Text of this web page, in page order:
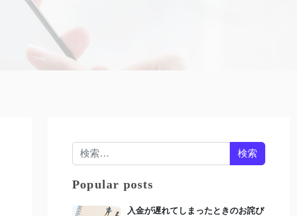
検索:
Popular posts
入金が遅れてしまったときのお詫び